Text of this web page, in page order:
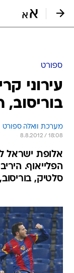
ספורט
עירוני
מערכת וואלה ספורט
8.8.2012 / 18:08
אלופת ישראל
הפלייאוף.
סלטיק,